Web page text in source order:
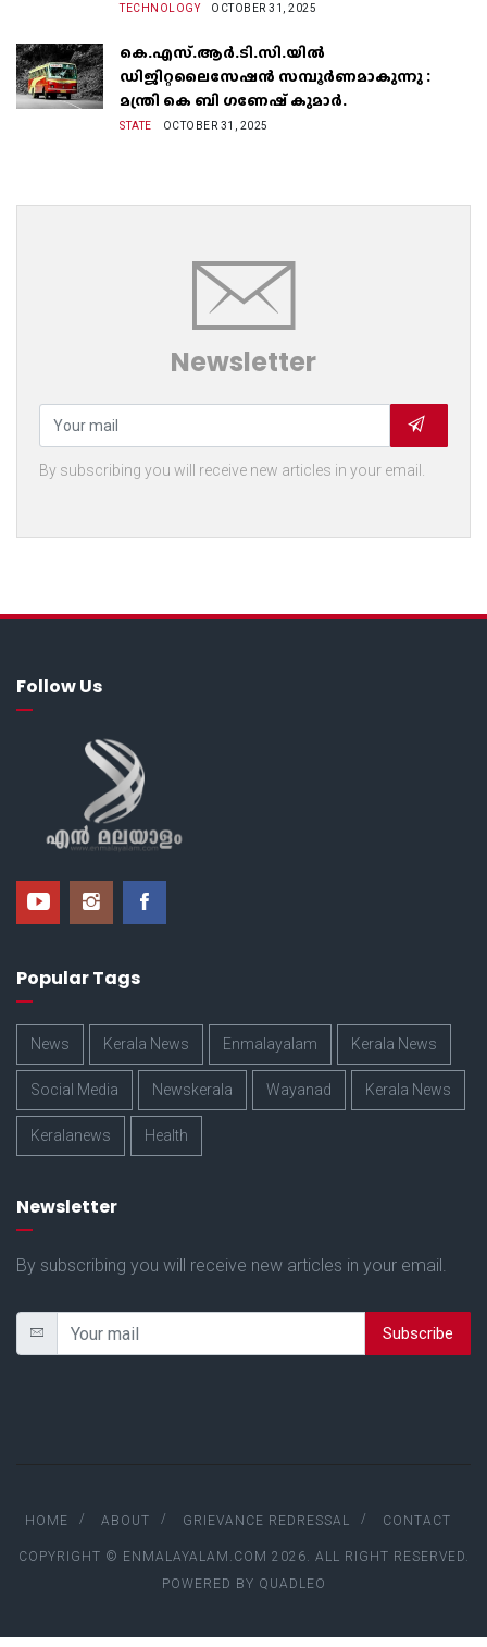
TECHNOLOGY OCTOBER 31, 2025
കെ.എസ്.ആർ.ടി.സി.യിൽ
ഡിജിറ്റലൈസേഷൻ സമ്പൂർണമാകുന്നു :
മന്ത്രി കെ ബി ഗണേഷ് കുമാർ.
STATE OCTOBER 31, 2025
Newsletter
By subscribing you will receive new articles in your email.
Follow Us
Popular Tags
News Kerala News Enmalayalam Kerala News
Social Media Newskerala Wayanad Kerala News
Keralanews Health
Newsletter
By subscribing you will receive new articles in your email.
Subscribe
HOME ABOUT GRIEVANCE REDRESSAL CONTACT
COPYRIGHT © ENMALAYALAM.COM 2026. ALL RIGHT RESERVED.
POWERED BY QUADLEO